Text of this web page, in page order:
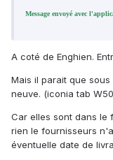
Message envoyé avec
A coté de Enghien.
Mais il parait que
neuve. (iconia tab
Car elles sont dans le
rien le fournisseurs
éventuelle date de